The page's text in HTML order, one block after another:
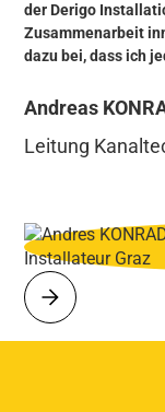
der Derigo
Zusammenarbeit
dazu bei, dass ich
Andreas
Leitung